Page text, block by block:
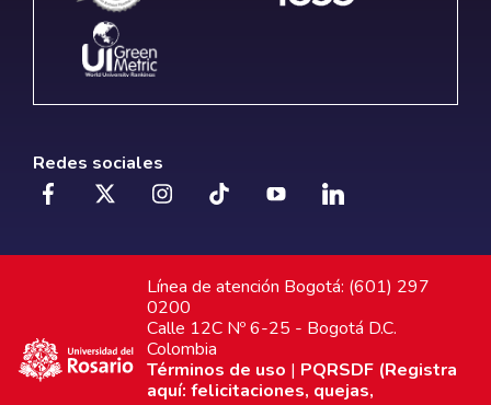
Redes sociales
Línea de atención Bogotá: (601) 297
0200
Calle 12C Nº 6-25 - Bogotá D.C.
Colombia
Términos de uso | PQRSDF (Registra
aquí: felicitaciones, quejas,